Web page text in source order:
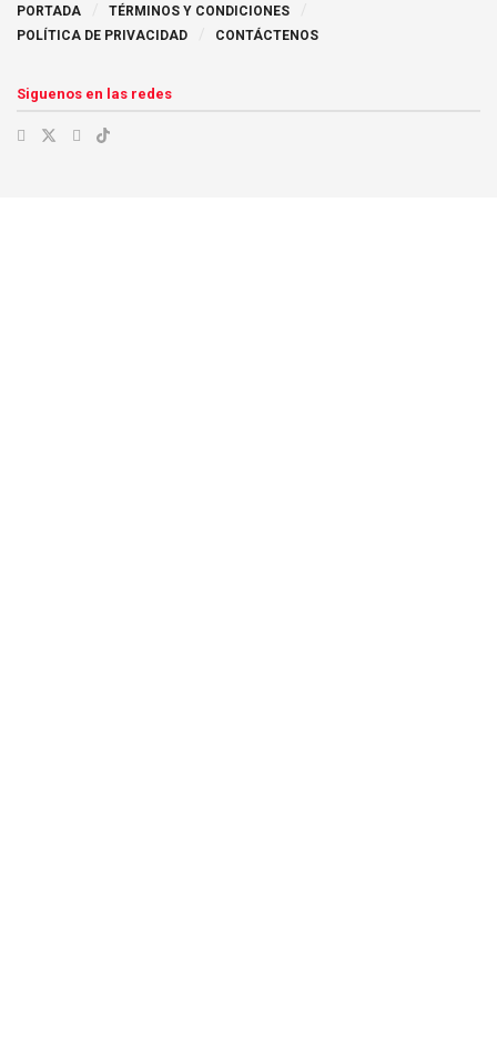
PORTADA
TÉRMINOS Y CONDICIONES
POLÍTICA DE PRIVACIDAD
CONTÁCTENOS
Siguenos en las redes